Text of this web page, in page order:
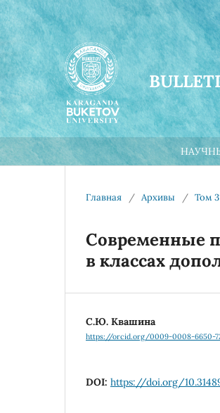
Главная / Архивы / Том
Современные
в классах
С.Ю. Квашина
https://orcid.org/0009-0008-6650-
DOI: https://doi.org/